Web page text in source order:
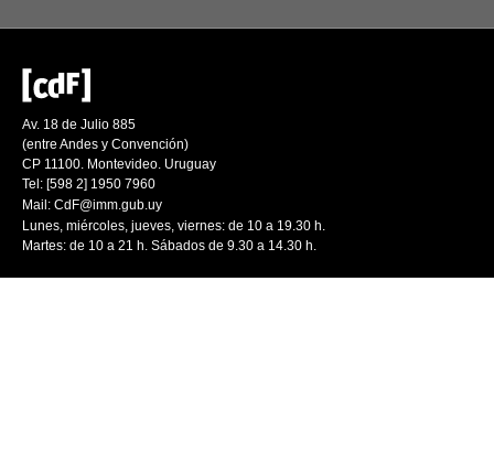
Av. 18 de Julio 885
(entre Andes y Convención)
CP 11100. Montevideo. Uruguay
Tel: [598 2] 1950 7960
Mail: CdF@imm.gub.uy
Lunes, miércoles, jueves, viernes: de 10 a 19.30 h.
Martes: de 10 a 21 h. Sábados de 9.30 a 14.30 h.